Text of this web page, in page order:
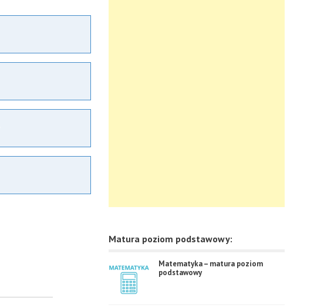
Matura poziom podstawowy:
Matematyka – matura poziom
podstawowy